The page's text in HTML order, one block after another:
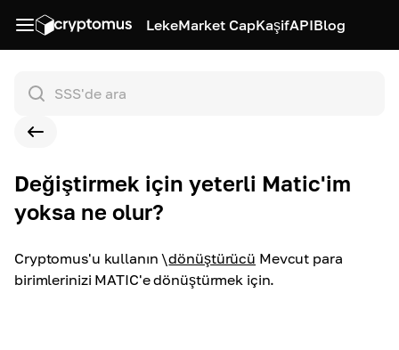
LekeMarket CapKaşifAPIBlog
Değiştirmek için yeterli Matic'im
yoksa ne olur?
Cryptomus'u kullanın \dönüştürücü Mevcut para
birimlerinizi MATIC'e dönüştürmek için.